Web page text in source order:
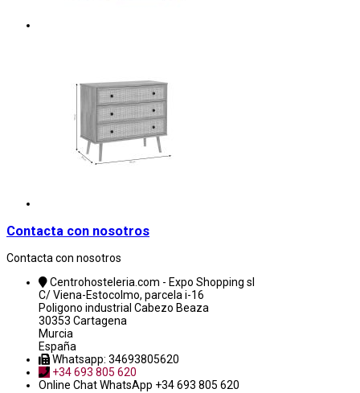
Contacta con nosotros
Contacta con nosotros
Centrohosteleria.com - Expo Shopping sl
C/ Viena-Estocolmo, parcela i-16
Poligono industrial Cabezo Beaza
30353 Cartagena
Murcia
España
Whatsapp: 34693805620
+34 693 805 620
Online ChatWhatsApp +34 693 805 620